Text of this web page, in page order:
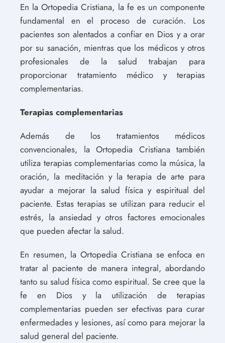
En la Ortopedia Cristiana, la fe es un componente
fundamental en el proceso de curación. Los
pacientes son alentados a confiar en Dios y a orar
por su sanación, mientras que los médicos y otros
profesionales de la salud trabajan para
proporcionar tratamiento médico y terapias
complementarias.
Terapias complementarias
Además de los tratamientos médicos
convencionales, la Ortopedia Cristiana también
utiliza terapias complementarias como la música, la
oración, la meditación y la terapia de arte para
ayudar a mejorar la salud física y espiritual del
paciente. Estas terapias se utilizan para reducir el
estrés, la ansiedad y otros factores emocionales
que pueden afectar la salud.
En resumen, la Ortopedia Cristiana se enfoca en
tratar al paciente de manera integral, abordando
tanto su salud física como espiritual. Se cree que la
fe en Dios y la utilización de terapias
complementarias pueden ser efectivas para curar
enfermedades y lesiones, así como para mejorar la
salud general del paciente.